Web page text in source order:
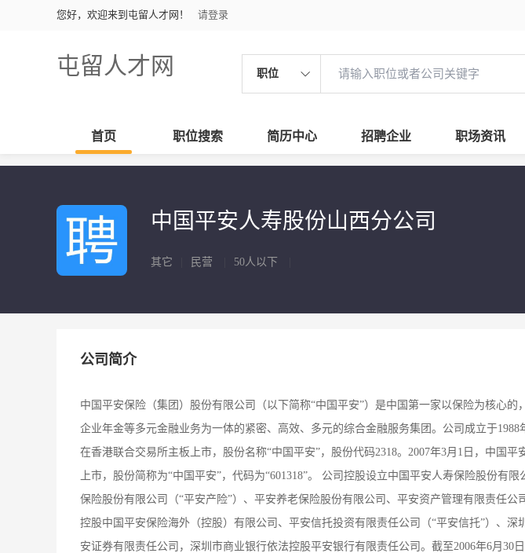
您好，欢迎来到屯留人才网！ 请登录
屯留人才网 职位
首页 职位搜索 简历中心 招聘企业 职场资讯
中国平安人寿股份山西分公司
其它 民营 50人以下
公司简介
中国平安保险（集团）股份有限公司（以下简称“中国平安”）是中国第一家以保险为核心的
企业年金等多元金融业务为一体的紧密、高效、多元的综合金融服务集团。公司成立于1988
在香港联合交易所主板上市，股份名称“中国平安”，股份代码2318。2007年3月1日，中国
上市，股份简称为“中国平安”，代码为“601318”。 公司控股设立中国平安人寿保险股份有
保险股份有限公司（“平安产险”）、平安养老保险股份有限公司、平安资产管理有限责任公
控股中国平安保险海外（控股）有限公司、平安信托投资有限责任公司（“平安信托”）、深
安证券有限责任公司，深圳市商业银行依法控股平安银行有限责任公司。截至2006年6月30